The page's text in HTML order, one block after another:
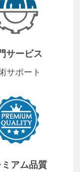
サービス
サポート
アム品質